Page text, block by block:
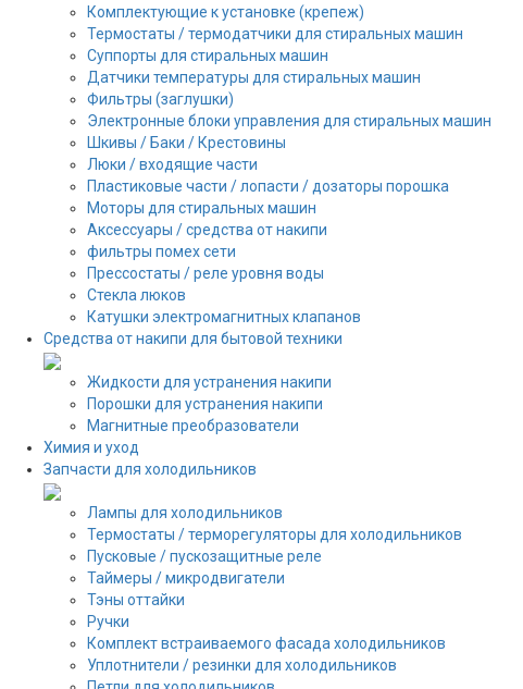
Комплектующие к установке (крепеж)
Термостаты / термодатчики для стиральных машин
Суппорты для стиральных машин
Датчики температуры для стиральных машин
Фильтры (заглушки)
Электронные блоки управления для стиральных машин
Шкивы / Баки / Крестовины
Люки / входящие части
Пластиковые части / лопасти / дозаторы порошка
Моторы для стиральных машин
Аксессуары / средства от накипи
фильтры помех сети
Прессостаты / реле уровня воды
Стекла люков
Катушки электромагнитных клапанов
Средства от накипи для бытовой техники
Жидкости для устранения накипи
Порошки для устранения накипи
Магнитные преобразователи
Химия и уход
Запчасти для холодильников
Лампы для холодильников
Термостаты / терморегуляторы для холодильников
Пусковые / пускозащитные реле
Таймеры / микродвигатели
Тэны оттайки
Ручки
Комплект встраиваемого фасада холодильников
Уплотнители / резинки для холодильников